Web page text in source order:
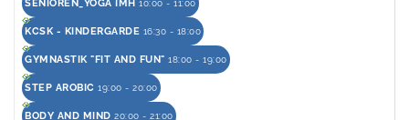
SENIOREN_YOGA IMH 10:00 - 11:00
KCSK - KINDERGARDE 16:30 - 18:00
GYMNASTIK "FIT AND FUN" 18:00 - 19:00
STEP AROBIC 19:00 - 20:00
BODY AND MIND 20:00 - 21:00